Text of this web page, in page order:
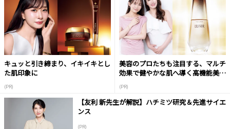
キュッと引き締まり、イキイキとし
た肌印象に
(PR)
美容のプロたちも注目する、マルチ
効果で健やかな肌へ導く高機能美容
(PR)
【友利 新先生が解説】ハチミツ研究＆先進サイエ
ンス
(PR)